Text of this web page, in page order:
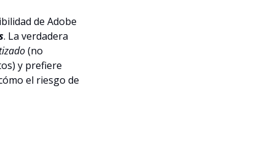
de Adobe
. La verdadera
(no
y prefiere
el riesgo de